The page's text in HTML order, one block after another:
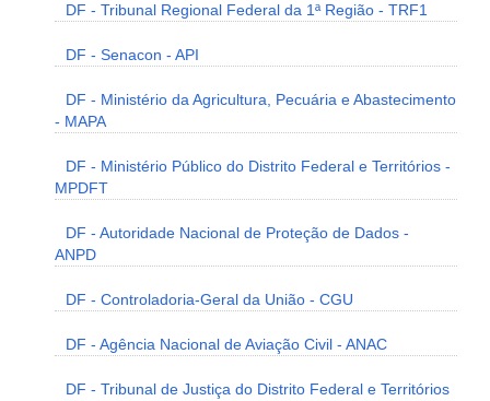
DF - Tribunal Regional Federal da 1ª Região - TRF1
DF - Senacon - API
DF - Ministério da Agricultura, Pecuária e Abastecimento
- MAPA
DF - Ministério Público do Distrito Federal e Territórios -
MPDFT
DF - Autoridade Nacional de Proteção de Dados -
ANPD
DF - Controladoria-Geral da União - CGU
DF - Agência Nacional de Aviação Civil - ANAC
DF - Tribunal de Justiça do Distrito Federal e Territórios